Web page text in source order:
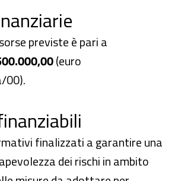
previste è pari a
(euro
00).
finalizzati a garantire una
dei rischi in ambito